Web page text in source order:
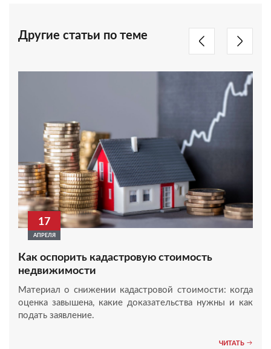
Другие статьи по теме
17
АПРЕЛЯ
Как оспорить кадастровую стоимость
недвижимости
Материал о снижении кадастровой стоимости: когда
оценка завышена, какие доказательства нужны и как
подать заявление.
ЧИТАТЬ